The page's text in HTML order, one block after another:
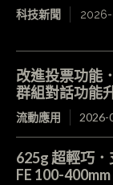
科技新聞
改進投票功能
群組對話功能
流動應用 2026-
625g 超輕巧
FE 100-